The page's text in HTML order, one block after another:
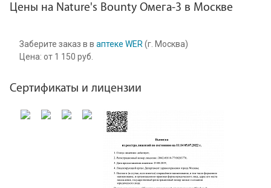
Цены на Nature's Bounty Омега-3 в Москве
Заберите заказ в в аптеке WER (г. Москва)
Цена: от 1 150 руб.
Сертификаты и лицензии